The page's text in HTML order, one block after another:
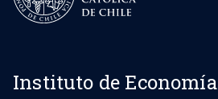
Instituto de Economía